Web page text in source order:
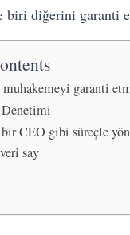
biri diğerini garanti
muhakemeyi garanti
CEO gibi süreçle
say